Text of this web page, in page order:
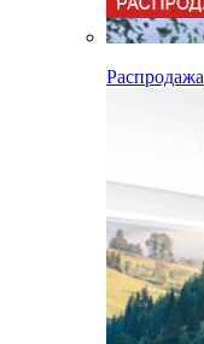
Распродажа